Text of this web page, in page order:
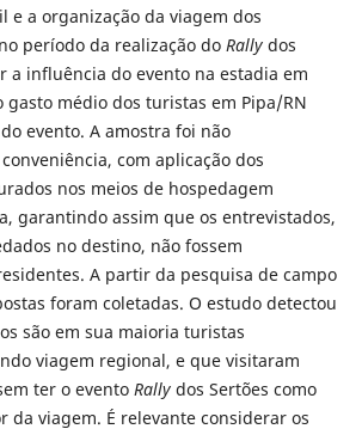
e a organização da viagem dos
período da realização do Rallydos
a influência do evento na estadia em
gasto médio dos turistas em Pipa/RN
evento. A amostra foi não
com aplicação dos
nos meios de hospedagem
garantindo assim que os entrevistados,
no destino, não fossem
A partir da pesquisa de campo
foram coletadas. O estudo detectou
são em sua maioria turistas
viagem regional, e que visitaram
ter o evento Rallydos Sertões como
da viagem. É relevante considerar os